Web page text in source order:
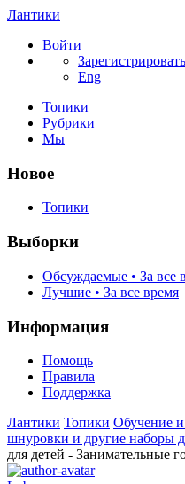
Лантики
Войти
Eng
Топики
Рубрики
Мы
Новое
Топики
Выборки
Обсуждаемые • За все
Лучшие • За все время
Информация
Помощь
Правила
Поддержка
Лантики Топики Обучение и
шнуровки и другие наборы
для детей - Занимательные